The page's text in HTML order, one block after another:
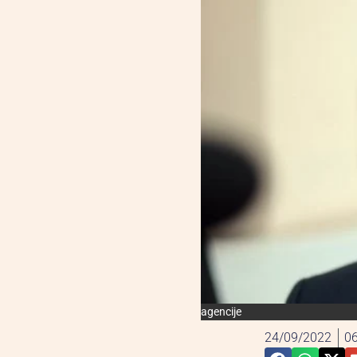
agencije
24/09/2022